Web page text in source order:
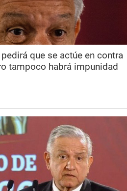
que se actúe en contra
tampoco habrá impunidad